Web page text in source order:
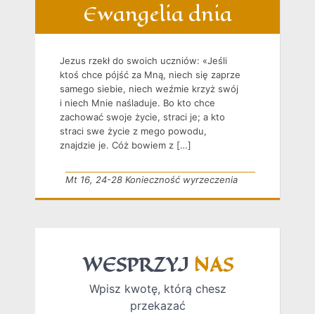
Ewangelia dnia
Jezus rzekł do swoich uczniów: «Jeśli
ktoś chce pójść za Mną, niech się zaprze
samego siebie, niech weźmie krzyż swój
i niech Mnie naśladuje. Bo kto chce
zachować swoje życie, straci je; a kto
straci swe życie z mego powodu,
znajdzie je. Cóż bowiem z […]
Mt 16, 24-28 Konieczność wyrzeczenia
WESPRZYJ NAS
Wpisz kwotę, którą chesz
przekazać